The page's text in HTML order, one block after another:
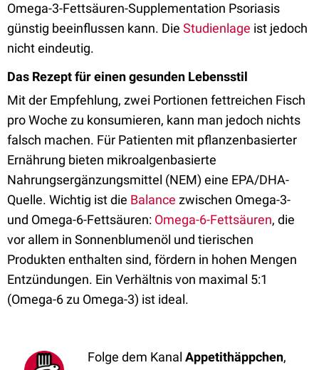
Omega-3-Fettsäuren-Supplementation Psoriasis
günstig beeinflussen kann. Die Studienlage ist jedoch
nicht eindeutig.
Das Rezept für einen gesunden Lebensstil
Mit der Empfehlung, zwei Portionen fettreichen Fisch
pro Woche zu konsumieren, kann man jedoch nichts
falsch machen. Für Patienten mit pflanzenbasierter
Ernährung bieten mikroalgenbasierte
Nahrungsergänzungsmittel (NEM) eine EPA/DHA-
Quelle. Wichtig ist die Balance zwischen Omega-3-
und Omega-6-Fettsäuren: Omega-6-Fettsäuren, die
vor allem in Sonnenblumenöl und tierischen
Produkten enthalten sind, fördern in hohen Mengen
Entzündungen. Ein Verhältnis von maximal 5:1
(Omega-6 zu Omega-3) ist ideal.
Folge dem Kanal Appetithäppchen,